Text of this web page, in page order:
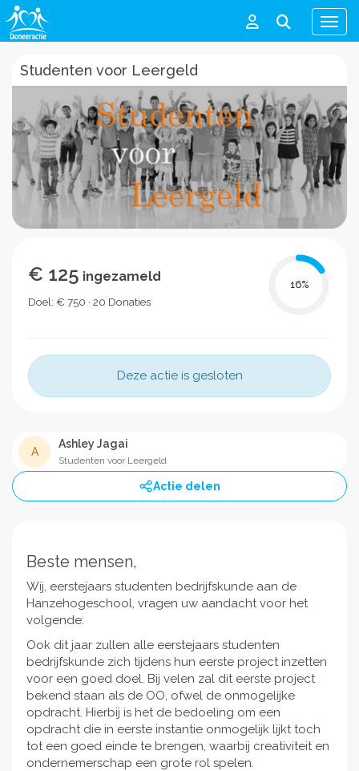
Menu
Studenten voor Leergeld
€ 125 ingezameld
Doel: € 750 · 20 Donaties
16%
Deze actie is gesloten
A
Ashley Jagai
Studenten voor Leergeld
Actie delen
Beste mensen,
Wij, eerstejaars studenten bedrijfskunde aan de
Hanzehogeschool, vragen uw aandacht voor het
volgende:
Ook dit jaar zullen alle eerstejaars studenten
bedrijfskunde zich tijdens hun eerste project inzetten
voor een goed doel. Bij velen zal dit eerste project
bekend staan als de OO, ofwel de onmogelijke
opdracht. Hierbij is het de bedoeling om een
opdracht die in eerste instantie onmogelijk lijkt toch
tot een goed einde te brengen, waarbij creativiteit en
ondernemerschap een grote rol spelen.